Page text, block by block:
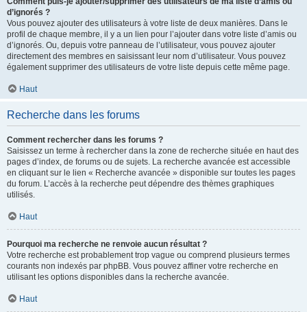
d’ignorés ?
Vous pouvez ajouter des utilisateurs à votre liste de deux manières. Dans le
profil de chaque membre, il y a un lien pour l’ajouter dans votre liste d’amis ou
d’ignorés. Ou, depuis votre panneau de l’utilisateur, vous pouvez ajouter
directement des membres en saisissant leur nom d’utilisateur. Vous pouvez
également supprimer des utilisateurs de votre liste depuis cette même page.
Haut
Recherche dans les forums
Comment rechercher dans les forums ?
Saisissez un terme à rechercher dans la zone de recherche située en haut des
pages d’index, de forums ou de sujets. La recherche avancée est accessible
en cliquant sur le lien « Recherche avancée » disponible sur toutes les pages
du forum. L’accès à la recherche peut dépendre des thèmes graphiques
utilisés.
Haut
Pourquoi ma recherche ne renvoie aucun résultat ?
Votre recherche est probablement trop vague ou comprend plusieurs termes
courants non indexés par phpBB. Vous pouvez affiner votre recherche en
utilisant les options disponibles dans la recherche avancée.
Haut